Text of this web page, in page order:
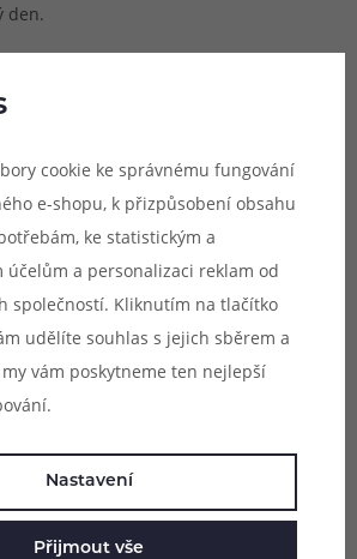
den.
cookie ke správnému fungování
e-shopu, k přizpůsobení obsahu
ke statistickým a
účelům a personalizaci reklam od
společností. Kliknutím na tlačítko
udělíte souhlas s jejich sběrem a
vám poskytneme ten nejlepší
Nastavení
Přijmout vše